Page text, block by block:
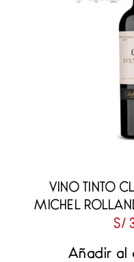
VINO TINTO
MICHEL
S/
Añadir al